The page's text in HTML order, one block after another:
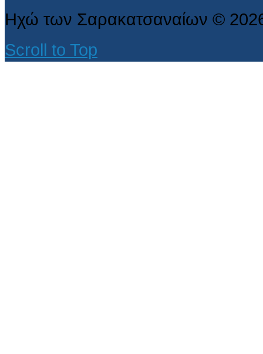
Ηχώ των Σαρακατσαναίων ©
Scroll to Top